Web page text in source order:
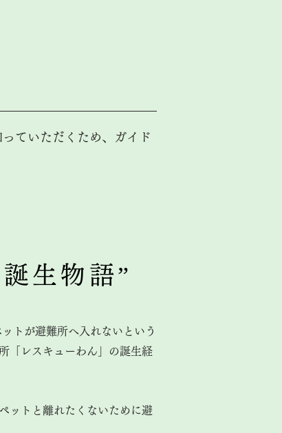
ていただくため、ガイド
生物語”
トが避難所へ入れないという
「レスキューわん」の誕生経
ットと離れたくないために避